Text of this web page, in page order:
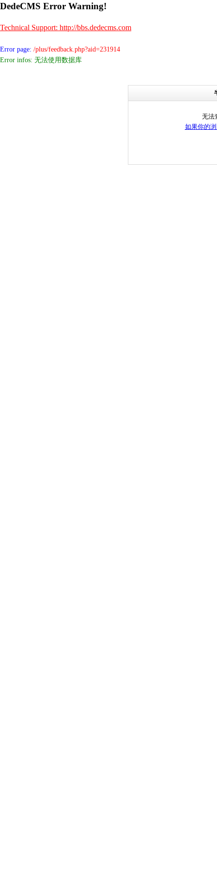
DedeCMS Error Warning!
Technical Support: http://bbs.dedecms.com
Error page: /plus/feedback.php?aid=231914
Error infos: 无法使用数据库
无法
如果你的